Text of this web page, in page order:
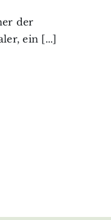
der
ein [...]